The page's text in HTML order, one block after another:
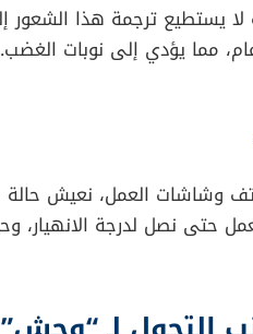
وتفسير الإشارات الصادرة
يستطيعون تمييز شعور
يفصل الشعور الجسدي عن